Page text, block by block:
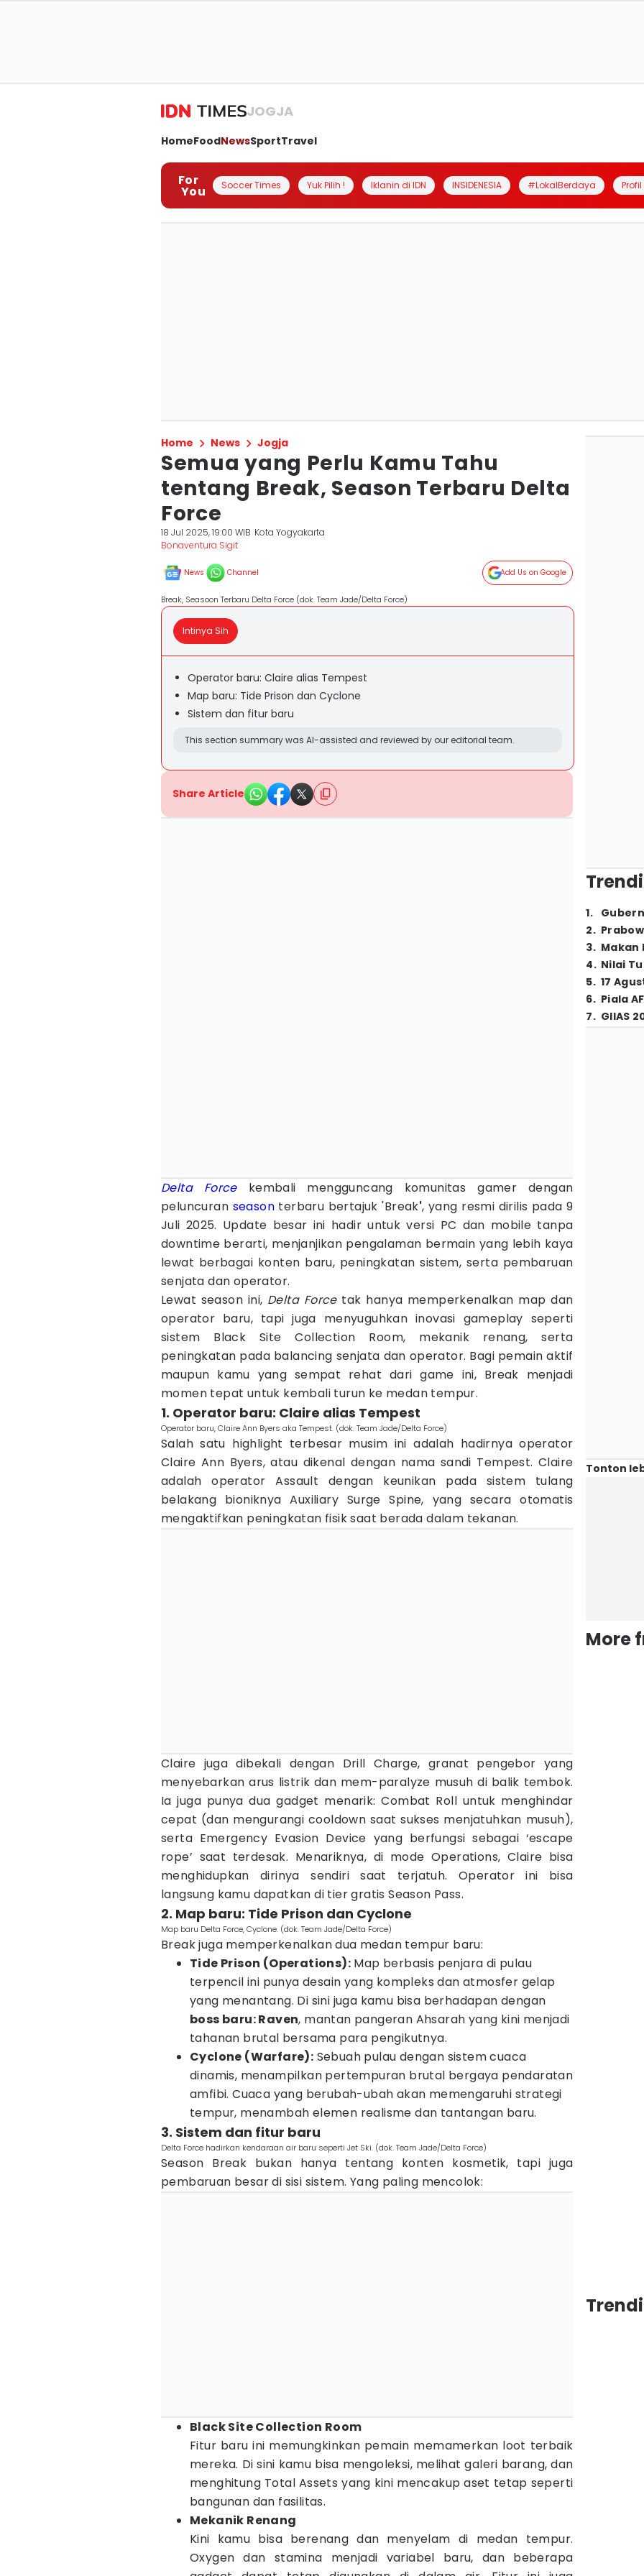
JOGJA
HomeFoodNewsSportTravel
For
You Soccer Times Yuk Pilih ! Iklanin di IDN INSIDENESIA #LokalBerdaya
Home News Jogja
Semua yang Perlu Kamu Tahu
tentang Break, Season Terbaru Delta
Force
18 Jul 2025, 19:00 WIB Kota Yogyakarta
Bonaventura Sigit
News Channel Add Us on Google
Break, Seasoon Terbaru Delta Force (dok. Team Jade/Delta Force)
Intinya Sih
Operator baru: Claire alias Tempest
Map baru: Tide Prison dan Cyclone
Sistem dan fitur baru
This section summary was AI-assisted and reviewed by our editorial team.
Share Article
Delta Forcekembali mengguncang komunitas gamer dengan
peluncuran seasonterbaru bertajuk 'Break', yang resmi dirilis pada 9
Juli 2025. Update besar ini hadir untuk versi PC dan mobile tanpa
downtime berarti, menjanjikan pengalaman bermain yang lebih kaya
lewat berbagai konten baru, peningkatan sistem, serta pembaruan
senjata dan operator.
Lewat season ini, Delta Forcetak hanya memperkenalkan map dan
operator baru, tapi juga menyuguhkan inovasi gameplay seperti
sistem Black Site Collection Room, mekanik renang, serta
peningkatan pada balancing senjata dan operator. Bagi pemain aktif
maupun kamu yang sempat rehat dari game ini, Break menjadi
momen tepat untuk kembali turun ke medan tempur.
1. Operator baru: Claire alias Tempest
Operator baru, Claire Ann Byers aka Tempest. (dok. Team Jade/Delta Force)
Salah satu highlight terbesar musim ini adalah hadirnya operator
Claire Ann Byers, atau dikenal dengan nama sandi Tempest. Claire
adalah operator Assault dengan keunikan pada sistem tulang
belakang bioniknya Auxiliary Surge Spine, yang secara otomatis
mengaktifkan peningkatan fisik saat berada dalam tekanan.
Claire juga dibekali dengan Drill Charge, granat pengebor yang
menyebarkan arus listrik dan mem-paralyze musuh di balik tembok.
Ia juga punya dua gadget menarik: Combat Roll untuk menghindar
cepat (dan mengurangi cooldown saat sukses menjatuhkan musuh),
serta Emergency Evasion Device yang berfungsi sebagai ‘escape
rope’ saat terdesak. Menariknya, di mode Operations, Claire bisa
menghidupkan dirinya sendiri saat terjatuh. Operator ini bisa
langsung kamu dapatkan di tier gratis Season Pass.
2. Map baru: Tide Prison dan Cyclone
Map baru Delta Force, Cyclone. (dok. Team Jade/Delta Force)
Break juga memperkenalkan dua medan tempur baru:
Tide Prison (Operations): Map berbasis penjara di pulau
terpencil ini punya desain yang kompleks dan atmosfer gelap
yang menantang. Di sini juga kamu bisa berhadapan dengan
boss baru: Raven, mantan pangeran Ahsarah yang kini menjadi
tahanan brutal bersama para pengikutnya.
Cyclone (Warfare): Sebuah pulau dengan sistem cuaca
dinamis, menampilkan pertempuran brutal bergaya pendaratan
amfibi. Cuaca yang berubah-ubah akan memengaruhi strategi
tempur, menambah elemen realisme dan tantangan baru.
3. Sistem dan fitur baru
Delta Force hadirkan kendaraan air baru seperti Jet Ski. (dok. Team Jade/Delta Force)
Season Break bukan hanya tentang konten kosmetik, tapi juga
pembaruan besar di sisi sistem. Yang paling mencolok:
Black Site Collection Room
Fitur baru ini memungkinkan pemain memamerkan loot terbaik
mereka. Di sini kamu bisa mengoleksi, melihat galeri barang, dan
menghitung Total Assets yang kini mencakup aset tetap seperti
bangunan dan fasilitas.
Mekanik Renang
Kini kamu bisa berenang dan menyelam di medan tempur.
Oxygen dan stamina menjadi variabel baru, dan beberapa
1.
2.
3. Makan
4. Nilai
5. 17
6. Piala
7. GIIAS
Tonton
More